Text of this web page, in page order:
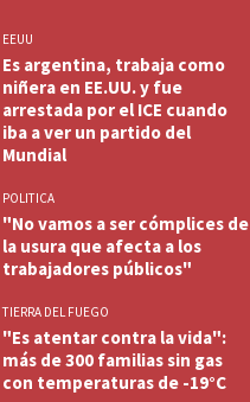
EEUU
Es argentina, trabaja como
niñera en EE.UU. y fue
arrestada por el ICE cuando
iba a ver un partido del
Mundial
POLITICA
"No vamos a ser cómplices de
la usura que afecta a los
trabajadores públicos"
TIERRA DEL FUEGO
"Es atentar contra la vida":
más de 300 familias sin gas
con temperaturas de -19°C